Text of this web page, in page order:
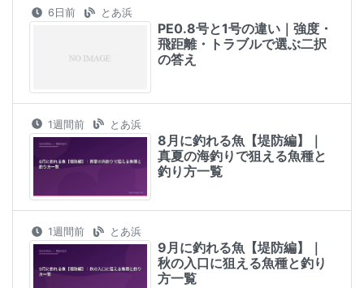
6日前 とあ浜
PE0.8号と1号の違い｜強度・
飛距離・トラブルで選ぶ二択
の答え
1週間前 とあ浜
8月に釣れる魚【堤防編】｜
真夏の海釣りで狙える魚種と
釣り方一覧
1週間前 とあ浜
9月に釣れる魚【堤防編】｜
秋の入口に狙える魚種と釣り
方一覧